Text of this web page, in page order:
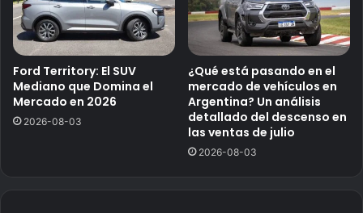
Ford Territory: El SUV
Mediano que Domina el
Mercado en 2026
2026-08-03
¿Qué está pasando en el
mercado de vehículos en
Argentina? Un análisis
detallado del descenso en
las ventas de julio
2026-08-03